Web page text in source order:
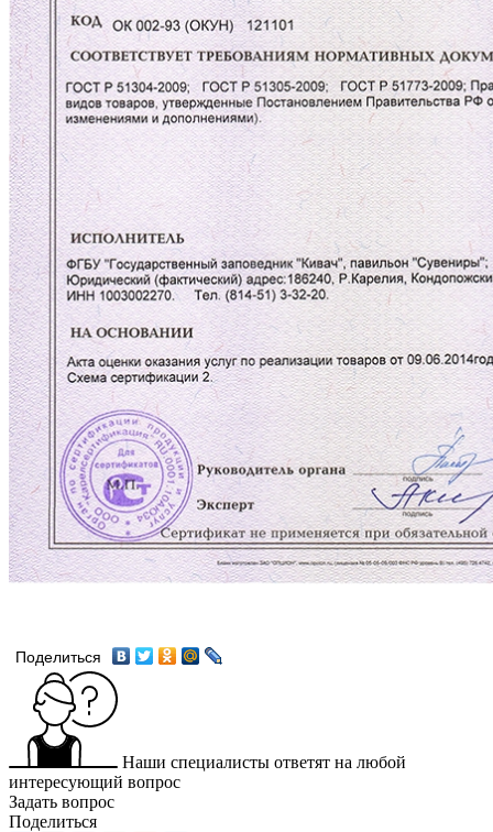
Поделиться
Наши специалисты ответят на любой
интересующий вопрос
Задать вопрос
Поделиться